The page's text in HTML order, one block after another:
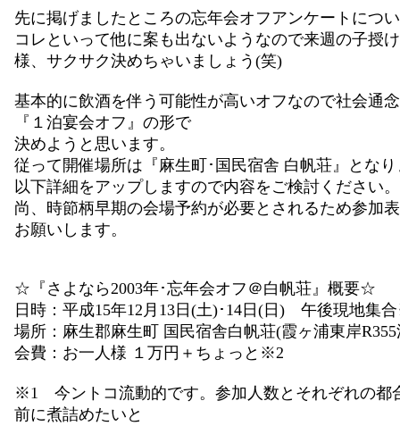
先に掲げましたところの忘年会オフアンケートにつ
コレといって他に案も出ないようなので来週の子授
様、サクサク決めちゃいましょう(笑)
基本的に飲酒を伴う可能性が高いオフなので社会通
『１泊宴会オフ』の形で
決めようと思います。
従って開催場所は『麻生町･国民宿舎 白帆荘』とな
以下詳細をアップしますので内容をご検討ください。
尚、時節柄早期の会場予約が必要とされるため参加
お願いします。
☆『さよなら2003年･忘年会オフ＠白帆荘』概要☆
日時：平成15年12月13日(土)･14日(日) 午後現地集
場所：麻生郡麻生町 国民宿舎白帆荘(霞ヶ浦東岸
会費：お一人様 １万円＋ちょっと※2
※1 今ントコ流動的です。参加人数とそれぞれの都
前に煮詰めたいと